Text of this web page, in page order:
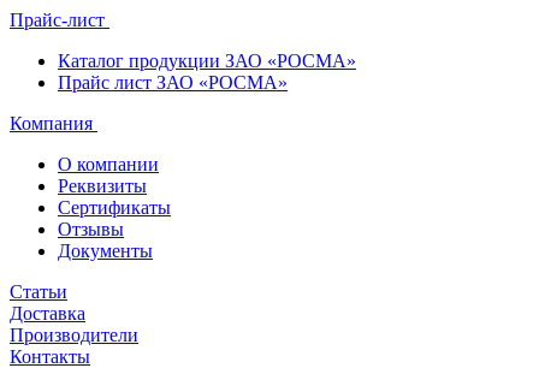
Прайс-лист
Каталог продукции ЗАО «РОСМА»
Прайс лист ЗАО «РОСМА»
Компания
О компании
Реквизиты
Сертификаты
Отзывы
Документы
Статьи
Доставка
Производители
Контакты